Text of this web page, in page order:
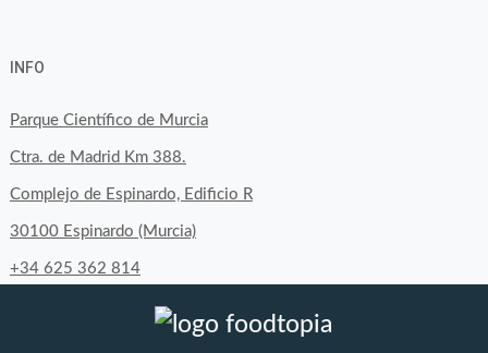
byfoodtopia
en
Facebook
byfoodtopia
en
Twitter
byfoodtopia
en
Instagram
INFO
Parque Científico de Murcia
Ctra. de Madrid Km 388.
Complejo de Espinardo, Edificio R
30100 Espinardo (Murcia)
+34 625 362 814